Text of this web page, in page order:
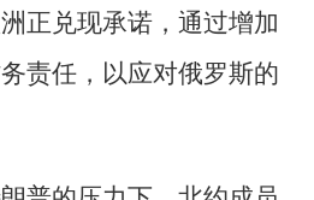
正兑现承诺，通过增加
责任，以应对俄罗斯的